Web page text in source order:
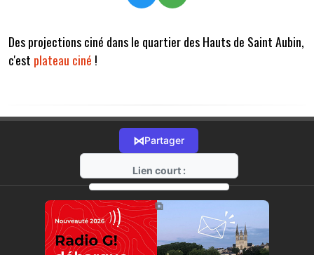
Des projections ciné dans le quartier des Hauts de Saint Aubin,
c'est plateau ciné !
⋈Partager
Lien court :
https://radio-g.fr?14165
⧉